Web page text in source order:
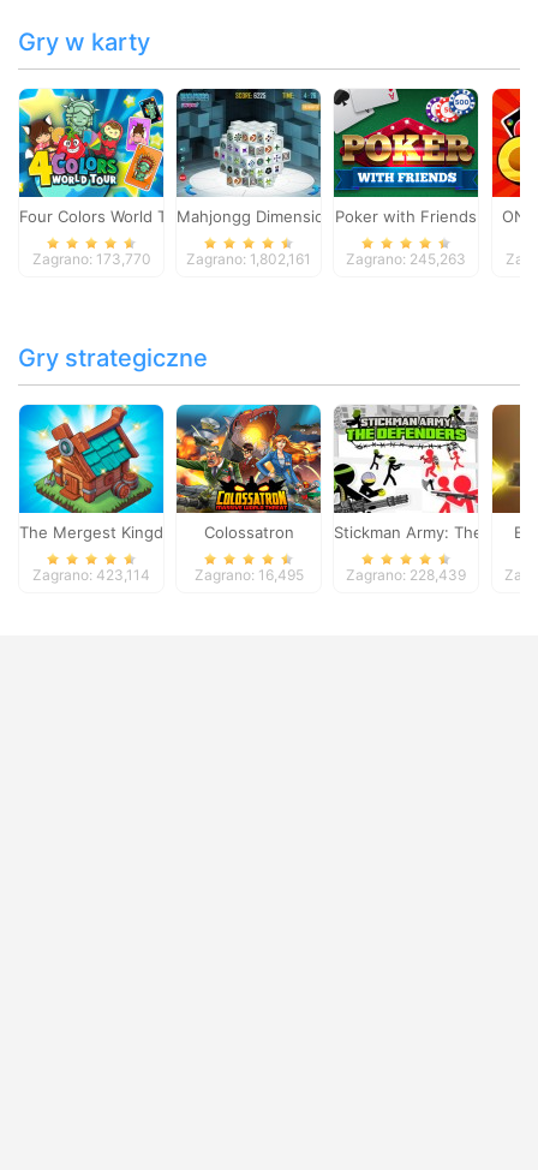
Gry w karty
Four Colors World Tour
Zagrano: 173,770
Mahjongg Dimensions
Zagrano: 1,802,161
Poker with Friends
Zagrano: 245,263
Gry strategiczne
The Mergest Kingdom
Zagrano: 423,114
Colossatron
Zagrano: 16,495
Stickman Army: The
Zagrano: 228,439